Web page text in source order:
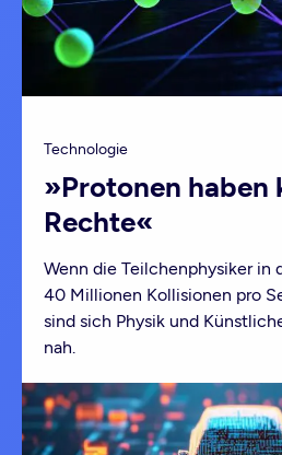
Technologie
»Protonen haben
Rechte«
Wenn die Teilchenphysiker in
40 Millionen Kollisionen pro
sind sich Physik und
nah.